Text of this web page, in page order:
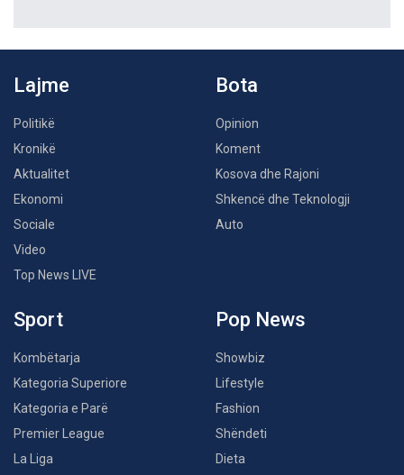
Lajme
Politikë
Kronikë
Aktualitet
Ekonomi
Sociale
Video
Top News LIVE
Bota
Opinion
Koment
Kosova dhe Rajoni
Shkencë dhe Teknologji
Auto
Sport
Kombëtarja
Kategoria Superiore
Kategoria e Parë
Premier League
La Liga
Pop News
Showbiz
Lifestyle
Fashion
Shëndeti
Dieta